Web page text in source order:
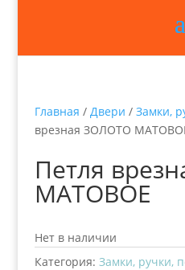
Главная / Двери / Замки,
врезная ЗОЛОТО
Петля
МАТОВОЕ
Нет в наличии
Категория: Замки, ручки,